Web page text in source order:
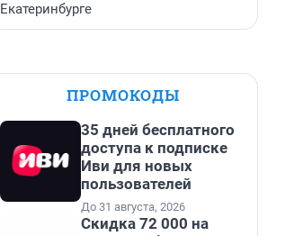
Екатеринбурге
ПРОМОКОДЫ
35 дней бесплатного
доступа к подписке
Иви для новых
пользователей
До 31 августа, 2026
Скидка 72 000 на